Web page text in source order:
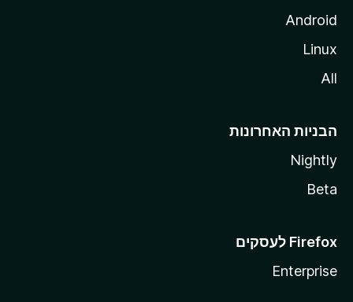
Android
Linux
All
הבניות האחרונות
Nightly
Beta
Enterprise